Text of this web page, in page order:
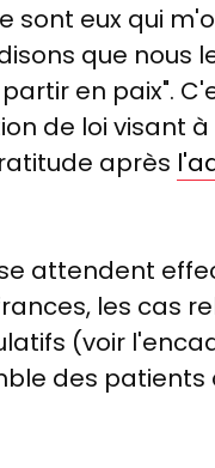
sont eux qui
que nous
en paix".
de loi visant
après
attendent
les cas
(voir
des